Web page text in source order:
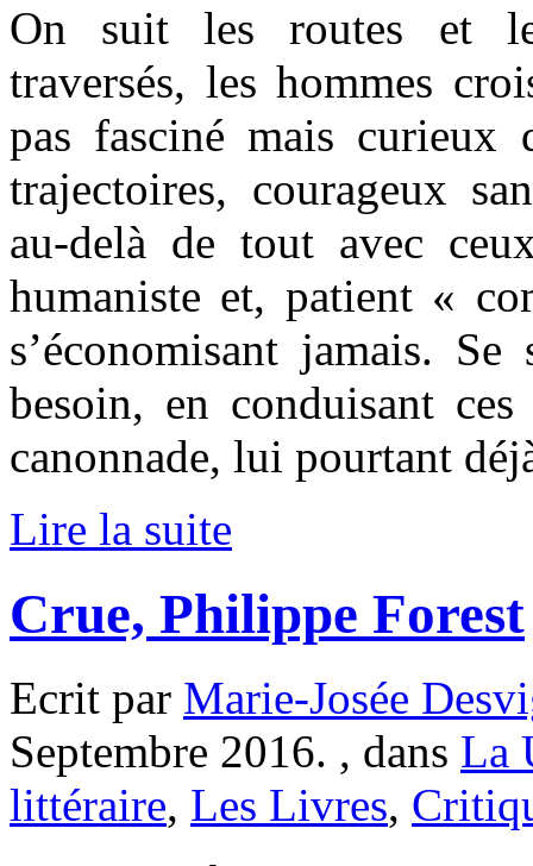
On suit les routes et
traversés, les hommes
pas fasciné mais curieux
trajectoires, courageux
au-delà de tout avec
humaniste et, patient «
s’économisant jamais.
besoin, en conduisant
canonnade, lui pourtant
Lire la suite
Crue, Philippe Forest
Ecrit par Marie-Josée
Septembre 2016. , dans La
littéraire, Les Livres,